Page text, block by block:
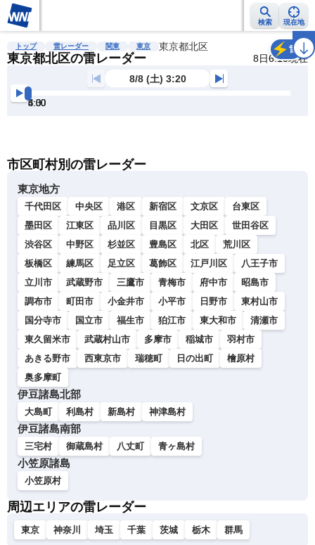
検索 現在地
雨雲レーダー 台風情報 地震情報 警報・注意報 2週間天気 ラ
トップ 雷レーダー 関東 東京 東京都北区
東京都北区の雷レーダー 8日6:10現在
雷
8/8 (土) 3:20
3:30
4:00
4:30
5:00
5:30
6:00
市区町村別の雷レーダー
東京地方
千代田区 中央区 港区 新宿区 文京区
台東区
墨田区
江東区 品川区 目黒区 大田区
世田谷区
渋谷区
中野区 杉並区 豊島区 北区
荒川区
板橋区
練馬区 足立区 葛飾区 江戸川区
八王子市
立川市
武蔵野市 三鷹市 青梅市 府中市
昭島市
調布市
町田市 小金井市 小平市 日野市
東村山市
国分寺市
国立市 福生市 狛江市 東大和市
清瀬市
東久留米市
武蔵村山市 多摩市 稲城市
羽村市
あきる野市
西東京市 瑞穂町 日の出町
檜原村
奥多摩町
伊豆諸島北部
大島町 利島村 新島村 神津島村
伊豆諸島南部
三宅村 御蔵島村 八丈町 青ヶ島村
小笠原諸島
小笠原村
周辺エリアの雷レーダー
東京 神奈川 埼玉 千葉 茨城 栃木 群馬